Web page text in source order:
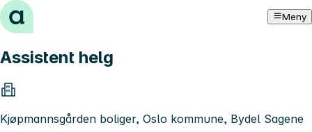
Hopp til innhold Meny
Assistent helg
Kjøpmannsgården boliger, Oslo kommune, Bydel Sagene